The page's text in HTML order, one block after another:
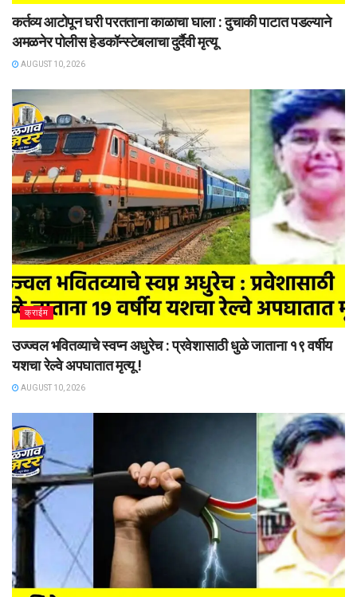
कर्तव्य आटोपून घरी परतताना काळाचा घाला : दुचाकी पाटात पडल्याने
अमळनेर पोलीस हेडकॉन्स्टेबलाचा दुर्दैवी मृत्यू
AUGUST 10, 2026
क्राईम
उज्ज्वल भवितव्याचे स्वप्न अधुरेच : प्रवेशासाठी धुळे जाताना १९ वर्षीय
यशचा रेल्वे अपघातात मृत्यू !
AUGUST 10, 2026